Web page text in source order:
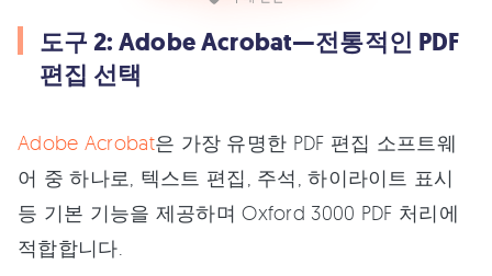
도구 2: Adobe Acrobat—전통적인 PDF
편집 선택
Adobe Acrobat은 가장 유명한 PDF 편집 소프트웨
어 중 하나로, 텍스트 편집, 주석, 하이라이트 표시
등 기본 기능을 제공하며 Oxford 3000 PDF 처리에
적합합니다.